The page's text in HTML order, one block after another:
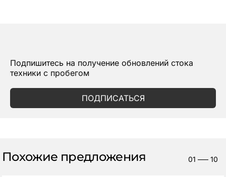
Подпишитесь на получение обновлений стока
техники с пробегом
ПОДПИСАТЬСЯ
Похожие предложения 01 —– 10